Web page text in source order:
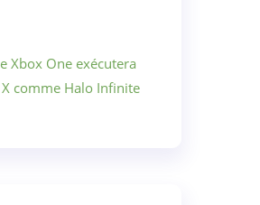
Xbox One exécutera
comme Halo Infinite